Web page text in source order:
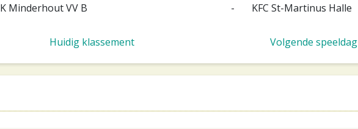
K Minderhout VV B - KFC St-Martinus Halle
Huidig klassement Volgende speeldag